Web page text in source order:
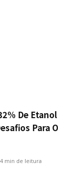
De
Para
4 min de leitura